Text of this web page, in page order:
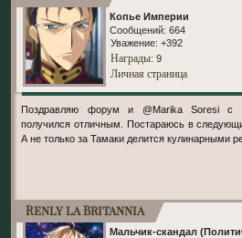
Копье Империи
Сообщений: 664
Уважение: +392
Награды: 9
Личная страница
Поздравляю форум и @Marika Soresi с
получился отличным. Постараюсь в
А не только за Тамаки делится кулинарными
Renly la Britannia
Мальчик-скандал